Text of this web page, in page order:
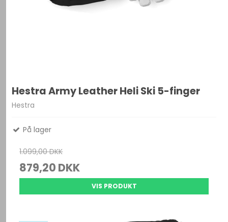
Hestra Army Leather Heli Ski 5-finger
Hestra
På lager
1.099,00 DKK
879,20 DKK
VIS PRODUKT